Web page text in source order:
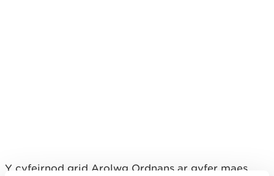
Y cyfeirnod grid Arolwg Ordnans ar gyfer maes